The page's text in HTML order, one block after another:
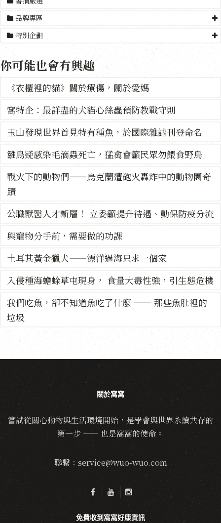
品牌專區
特別企劃
你可能也會有興趣
《衣櫃裡的貓》關於療傷，關於愛媽
窩特企：最詳盡的犬貓心絲蟲預防教戰守則
玉山發現世界首見特有種魚，於國際雜誌刊登命名
雛鳥疑感染毛滴蟲死亡，猛禽會籲民眾勿餵食野鳥
戰火下的動物們——烏克蘭遭砲火轟炸中的動物園奇
蹟
公職獸醫人才斷層！ 立委籲提升待遇、動保防疫分流
與寵物分手前，需要做的功課
土耳其黃金獵犬——漂洋過海只求一個家
入侵種海蟾蜍草屯現身， 食量大毒性強，引生態危機
我們吃魚，卻不知道魚吃了什麼 —— 那些魚肚裡的
垃圾
關於窩窩
嘗試從關心動物與生活環境開始，是學會與世界永續共存的
第一步 —— 也是窩窩的使命。
聯繫：service@wuo-wuo.com
免費收到窩窩好康資訊